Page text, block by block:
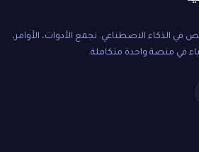
في الذكاء الاصطناعي. نجمع الأدوات، الأوامر،
في منصة واحدة متكاملة.